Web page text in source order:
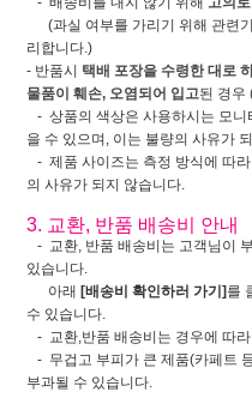
(과실 여부를 가리기 위해 관련
리합니다.)
- 반품시 택배 포장을 수령한 대로
물품이 훼손, 오염되어 입고된 경우
- 상품의 색상은 사용하시는 모니
을 수 있으며, 이는 불량의 사유가
- 제품 사이즈는 측정 방식에 따
의 사유가 되지 않습니다.
3. 교환, 반품 배송비 안내
- 교환, 반품 배송비는 고객님이
있습니다.
아래 [배송비 확인하러 가기] 를
수 있습니다.
- 교환,반품 배송비는 경우에 따
- 무겁고 부피가 큰 제품(카페트
부과될 수 있습니다.